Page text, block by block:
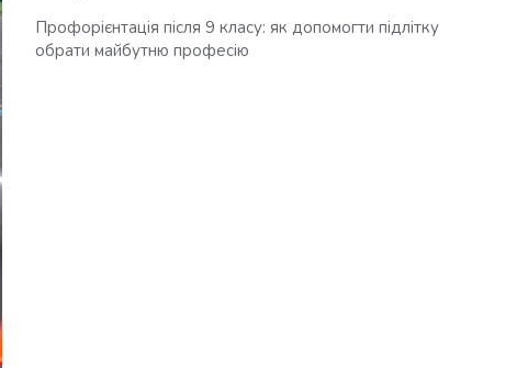
Профорієнтація після 9 класу: як допомогти підлітку
обрати майбутню професію